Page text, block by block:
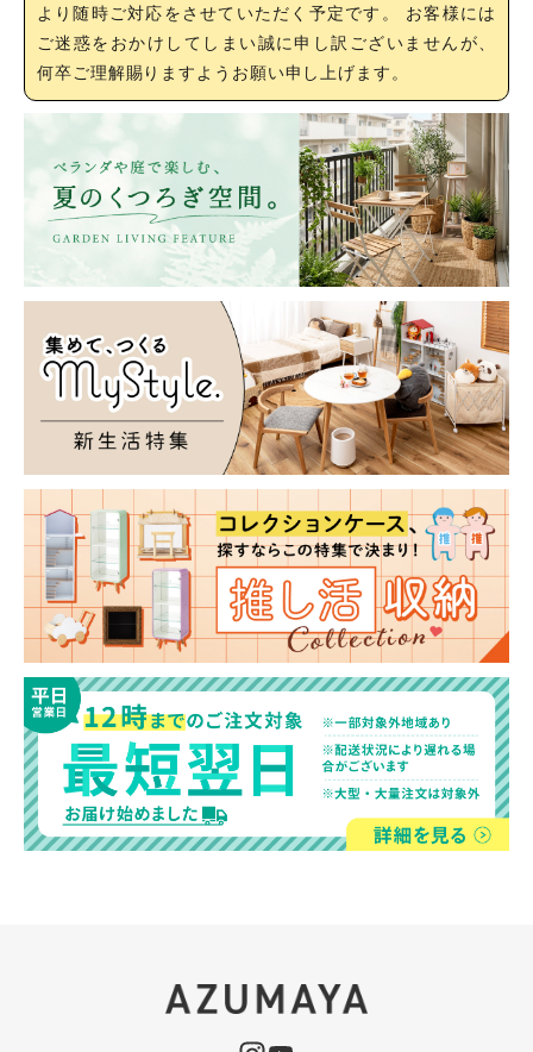
より随時ご対応をさせていただく予定です。 お客様には
ご迷惑をおかけしてしまい誠に申し訳ございませんが、
何卒ご理解賜りますようお願い申し上げます。